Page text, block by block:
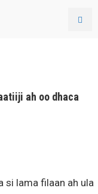
ah oo dhaca
si lama filaan ah ula